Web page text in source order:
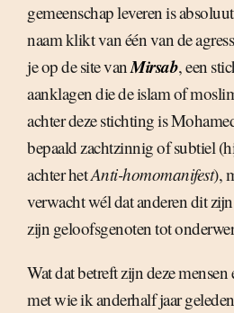
gemeenschap leveren is
naam klikt van één van de
je op de site vanMirsab, een
aanklagen die de islam of
achter deze stichting is
bepaald zachtzinnig of subtiel
achter hetAnti-homomanifest),
verwacht wél dat anderen dit
zijn geloofsgenoten tot
Wat dat betreft zijn deze mensen
met wie ik anderhalf jaar